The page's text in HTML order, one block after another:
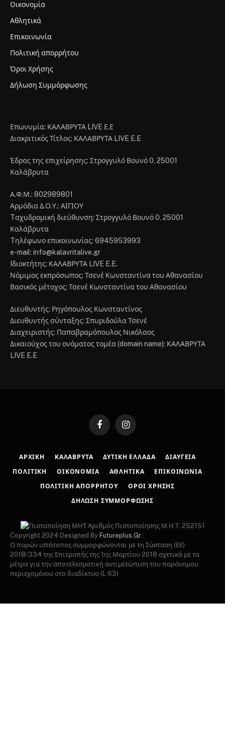
Οικονομία
Αθλητικά
Επικοινωνία
Πολιτική απορρήτου
Όροι Χρήσης
Δήλωση Συμμόρφωσης
Επωνυμία: ΚΑΛΑΒΡΥΤΑ LIVE Ε.Ε
Διακριτικός Τίτλος: ΚΑΛΑΒΡΥΤΑ LIVE E.E
Έδρας της επιχείρησης: Στρογγυλό Βουνό 0, 25001
Καλάβρυτα
Α.Φ.Μ.: 802989801
Αρμόδια Δ.Ο.Υ.: ΑΙΓΙΟΥ
Tαχυδρομική διεύθυνση: Στρογγυλό Βουνό 0, 25001
Καλάβρυτα
Tηλέφωνο επικοινωνίας: 6945953993
e-mail: info@kalavritalive.gr
Iδιοκτήτης: ΚΑΛΑΒΡΥΤΑ LIVE E.E.
Νόμιμος εκπρόσωπος: Τσενέ Κωνσταντίνα του Αθανασίου
Βασικός μέτοχος: Τσενέ Κωνσταντίνα του Αθανασίου
Διευθυντής: Ρηγόπουλος Κωνσταντίνος
Διευθυντής σύνταξης: Σπυριδούλα Τσενέ
Διαχειριστής: Παπαβραμόπουλος Νικόλαος
Δικαιούχος του ονόματος τομέα (domain name): ΚΑΛΑΒΡΥΤΑ
LIVE E.E
FacebookInstagram
ΑΡΧΙΚΉ ΚΑΛΆΒΡΥΤΑ ΔΥΤΙΚΉ ΕΛΛΆΔΑ ΔΙΑΎΓΕΙΑ
ΠΟΛΙΤΙΚΉ ΟΙΚΟΝΟΜΊΑ ΑΘΛΗΤΙΚΆ ΕΠΙΚΟΙΝΩΝΊΑ
ΠΟΛΙΤΙΚΉ ΑΠΟΡΡΉΤΟΥ ΌΡΟΙ ΧΡΉΣΗΣ
ΔΉΛΩΣΗ ΣΥΜΜΌΡΦΩΣΗΣ
Αριθμός Πιστοποίησης Μ.Η.Τ. 252151
Copyright 2024 Designed By Futureplus.Gr .
Ο παρών ιστότοπος συμμορφώνονται με τη Σύσταση (ΕΕ)
2018/334 της Επιτροπής της 1ης Μαρτίου 2018 σχετικά με τα
μέτρα για την αποτελεσματική αντιμετώπιση του παράνομου
περιεχομένου στο διαδίκτυο (L 63)